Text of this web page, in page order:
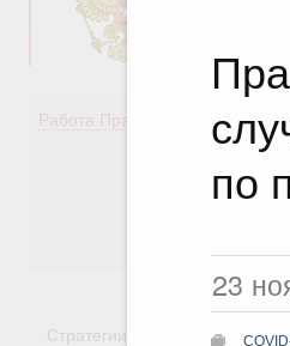
по
23
Работа Правительства
Стратегии